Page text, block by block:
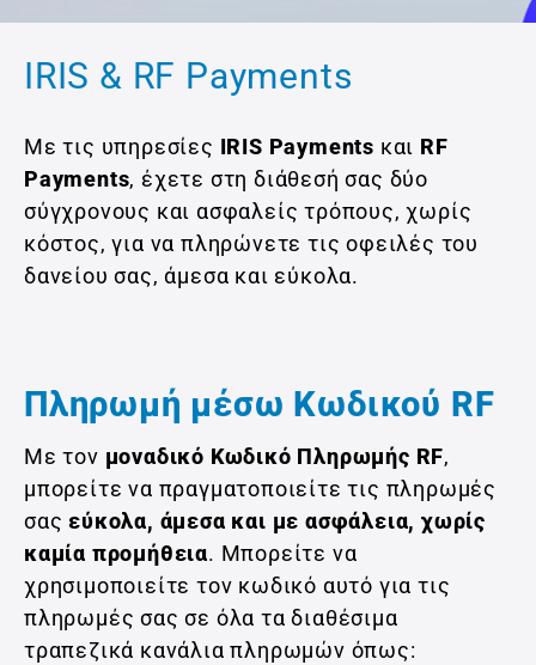
IRIS & RF Payments
Με τις υπηρεσίες IRIS Payments και RF
Payments, έχετε στη διάθεσή σας δύο
σύγχρονους και ασφαλείς τρόπους, χωρίς
κόστος, για να πληρώνετε τις οφειλές του
δανείου σας, άμεσα και εύκολα.
Πληρωμή μέσω Κωδικού RF
Mε τον μοναδικό Κωδικό Πληρωμής RF,
μπορείτε να πραγματοποιείτε τις πληρωμές
σαςεύκολα, άμεσα και με ασφάλεια, χωρίς
καμία προμήθεια. Μπορείτε να
χρησιμοποιείτε τον κωδικό αυτό για τις
πληρωμές σας σε όλα τα διαθέσιμα
τραπεζικά κανάλια πληρωμών όπως: